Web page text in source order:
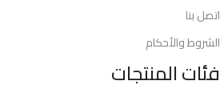
اتصل بنا
الشروط والأحكام
فئات المنتجات